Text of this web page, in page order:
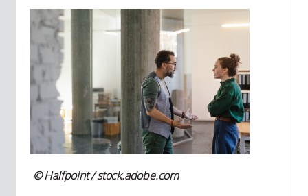
© Halfpoint / stock.adobe.com